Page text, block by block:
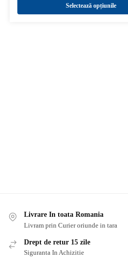
Selectează opțiunile
Livrare In toata Romania
Livram prin Curier oriunde in tara
Drept de retur 15 zile
Siguranta In Achizitie